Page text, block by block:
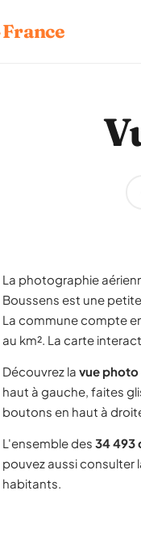
France
La photographie
Boussens est une
La commune compte
au km². La carte
Découvrez la vue photo
haut à gauche, faites
boutons en haut à
L'ensemble des 34 493
pouvez aussi consulter
habitants.